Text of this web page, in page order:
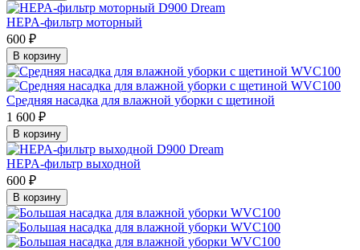
HEPA-фильтр моторный
600 ₽
В корзину
Средняя насадка для влажной уборки с щетиной
1 600 ₽
В корзину
HEPA-фильтр выходной
600 ₽
В корзину